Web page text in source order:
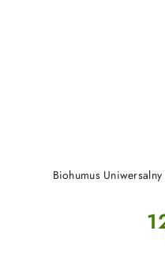
Biohumus